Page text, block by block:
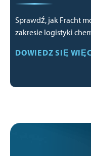
Sprawdź, jak Fracht
zakresie logistyki
DOWIEDZ SIĘ